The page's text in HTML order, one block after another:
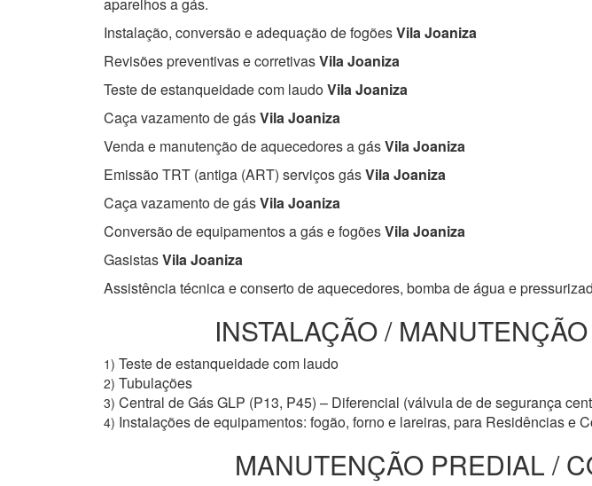
aparelhos a gás.
Instalação, conversão e adequação de fogõesVila Joaniza
Revisões preventivas e corretivasVila Joaniza
Teste de estanqueidade com laudoVila Joaniza
Caça vazamento de gásVila Joaniza
Venda e manutenção de aquecedores a gásVila Joaniza
Emissão TRT (antiga (ART) serviços gásVila Joaniza
Caça vazamento de gásVila Joaniza
Conversão de equipamentos a gás e fogõesVila Joaniza
GasistasVila Joaniza
Assistência técnica e conserto de aquecedores, bomba de água e
INSTALAÇÃO /
1) Teste de estanqueidade com laudo
2) Tubulações
3) Central de Gás GLP (P13, P45) – Diferencial (válvula de de segurança
4) Instalações de equipamentos: fogão, forno e lareiras, para Residências e
MANUTENÇÃO PREDIAL /